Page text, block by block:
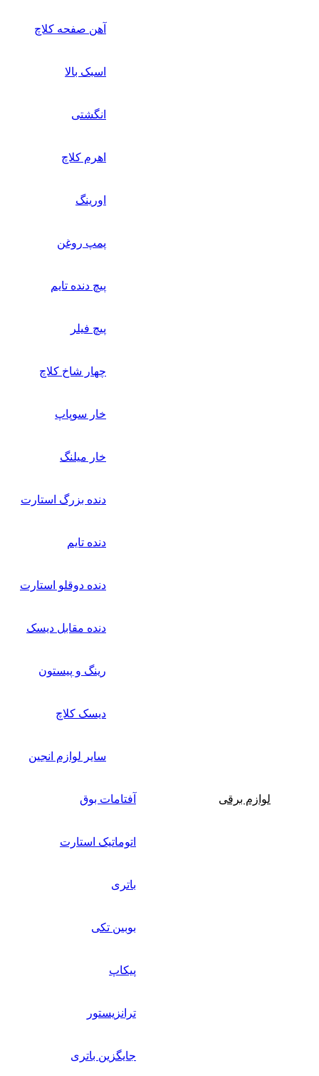
آهن صفحه کلاچ
اسبک بالا
انگشتی
اهرم کلاچ
اورینگ
پمپ روغن
پیچ دنده تایم
پیچ فیلر
چهار شاخ کلاچ
خار سوپاپ
خار میلنگ
دنده بزرگ استارت
دنده تایم
دنده دوقلو استارت
دنده مقابل دیسک
رینگ و پیستون
دیسک کلاچ
سایر لوازم انجین
لوازم برقی آفتامات بوق
اتوماتیک استارت
باتری
بوبین تکی
پیکاپ
ترانزیستور
جایگزین باتری